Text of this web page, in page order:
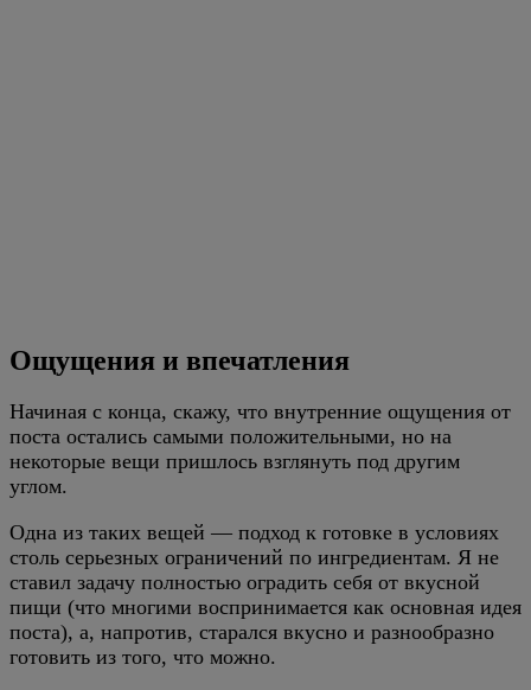
Ощущения и впечатления
Начиная с конца, скажу, что внутренние ощущения от
поста остались самыми положительными, но на
некоторые вещи пришлось взглянуть под другим
углом.
Одна из таких вещей — подход к готовке в условиях
столь серьезных ограничений по ингредиентам. Я не
ставил задачу полностью оградить себя от вкусной
пищи (что многими воспринимается как основная идея
поста), а, напротив, старался вкусно и разнообразно
готовить из того, что можно.